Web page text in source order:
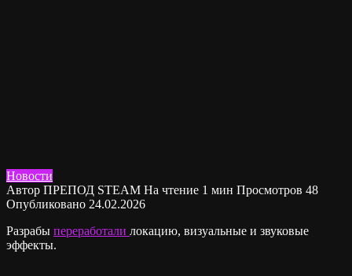
Новости
Автор ПРЕПОД STEAM На чтение 1 мин Просмотров 48
Опубликовано 24.02.2026
Разрабы переработали локацию, визуальные и звуковые
эффекты.